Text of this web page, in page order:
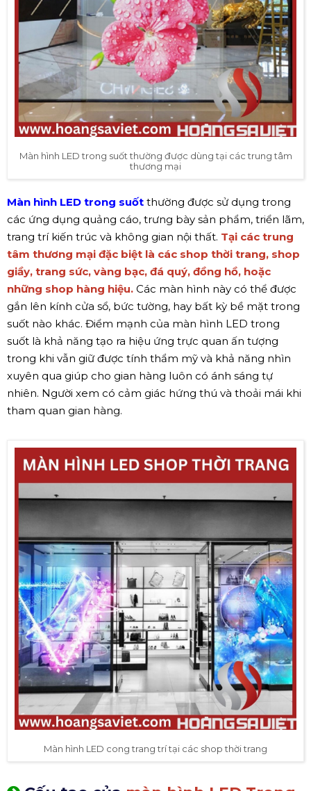
Màn hình LED trong suốt thường được dùng tại các trung tâm
thương mại
Màn hình LED trong suốt thường được sử dụng trong
các ứng dụng quảng cáo, trưng bày sản phẩm, triển lãm,
trang trí kiến trúc và không gian nội thất. Tại các trung
tâm thương mại đặc biệt là các shop thời trang, shop
giầy, trang sức, vàng bạc, đá quý, đồng hồ, hoặc
những shop hàng hiệu. Các màn hình này có thể được
gắn lên kính cửa sổ, bức tường, hay bất kỳ bề mặt trong
suốt nào khác. Điểm mạnh của màn hình LED trong
suốt là khả năng tạo ra hiệu ứng trực quan ấn tượng
trong khi vẫn giữ được tính thẩm mỹ và khả năng nhìn
xuyên qua giúp cho gian hàng luôn có ánh sáng tự
nhiên. Người xem có cảm giác hứng thú và thoải mái khi
tham quan gian hàng.
Màn hình LED cong trang trí tại các shop thời trang